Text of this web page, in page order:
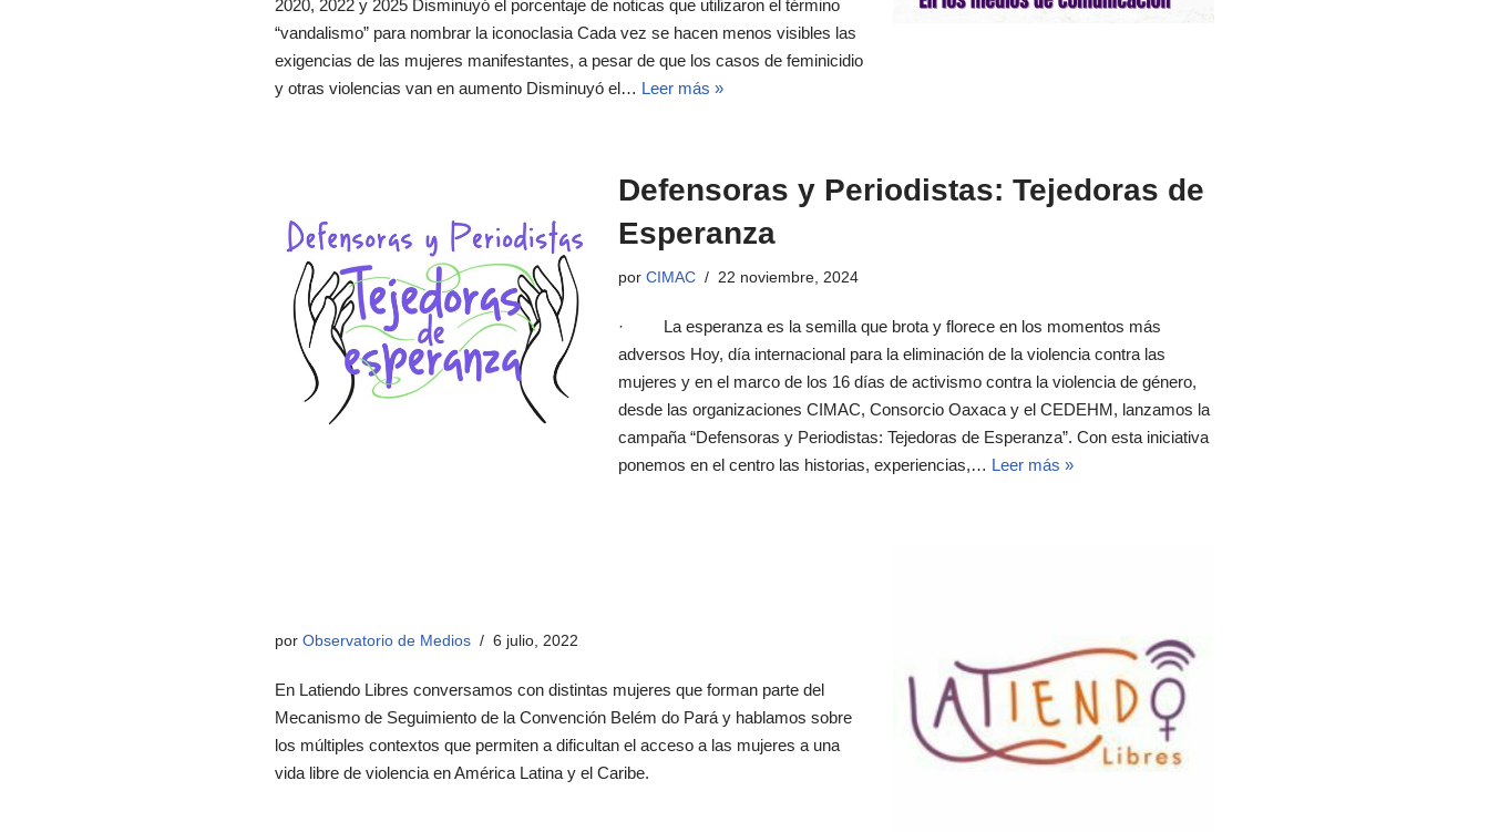
2020, 2022 y 2025 Disminuyó el porcentaje de noticas que utilizaron el término
“vandalismo” para nombrar la iconoclasia Cada vez se hacen menos visibles las
exigencias de las mujeres manifestantes, a pesar de que los casos de feminicidio
y otras violencias van en aumento Disminuyó el… Leer más »
Defensoras y Periodistas: Tejedoras de
Esperanza
por CIMAC 22 noviembre, 2024
· La esperanza es la semilla que brota y florece en los momentos más
adversos Hoy, día internacional para la eliminación de la violencia contra las
mujeres y en el marco de los 16 días de activismo contra la violencia de género,
desde las organizaciones CIMAC, Consorcio Oaxaca y el CEDEHM, lanzamos la
campaña “Defensoras y Periodistas: Tejedoras de Esperanza”. Con esta iniciativa
ponemos en el centro las historias, experiencias,… Leer más »
porObservatorio de Medios 6 julio, 2022
En Latiendo Libres conversamos con distintas mujeres que forman parte del
Mecanismo de Seguimiento de la Convención Belém do Pará y hablamos sobre
los múltiples contextos que permiten a dificultan el acceso a las mujeres a una
vida libre de violencia en América Latina y el Caribe.